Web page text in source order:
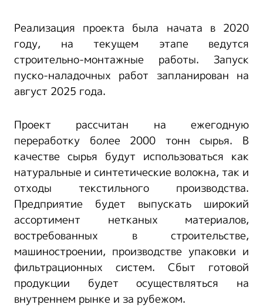
Реализация проекта была начата в 2020
году, на текущем этапе ведутся
строительно-монтажные работы. Запуск
пуско-наладочных работ запланирован на
август 2025 года.
Проект рассчитан на ежегодную
переработку более 2000 тонн сырья. В
качестве сырья будут использоваться как
натуральные и синтетические волокна, так и
отходы текстильного производства.
Предприятие будет выпускать широкий
ассортимент нетканых материалов,
востребованных в строительстве,
машиностроении, производстве упаковки и
фильтрационных систем. Сбыт готовой
продукции будет осуществляться на
внутреннем рынке и за рубежом.